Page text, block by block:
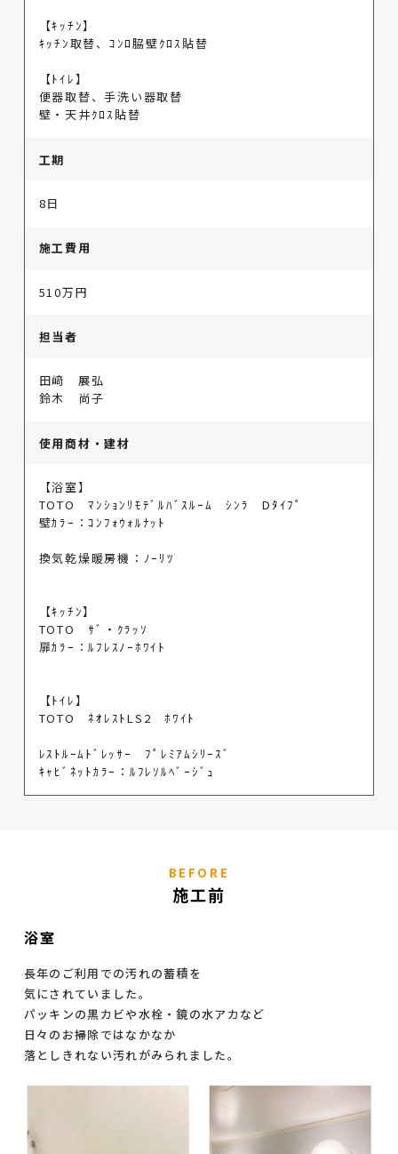
【ｷｯﾁﾝ】
ｷｯﾁﾝ取替、ｺﾝﾛ脇壁ｸﾛｽ貼替
【ﾄｲﾚ】
便器取替、手洗い器取替
壁・天井ｸﾛｽ貼替
工期
8日
施工費用
510万円
担当者
田﨑 展弘
鈴木 尚子
使用商材・建材
【浴室】
TOTO ﾏﾝｼｮﾝﾘﾓﾃﾞﾙﾊﾞｽﾙｰﾑ ｼﾝﾗ Dﾀｲﾌﾟ
壁ｶﾗｰ：ｺﾝﾌｫｳｫﾙﾅｯﾄ
換気乾燥暖房機：ﾉｰﾘﾂ
【ｷｯﾁﾝ】
TOTO ｻﾞ・ｸﾗｯｿ
扉ｶﾗｰ：ﾙﾌﾚｽﾉｰﾎﾜｲﾄ
【ﾄｲﾚ】
TOTO ﾈｵﾚｽﾄLS2 ﾎﾜｲﾄ
ﾚｽﾄﾙｰﾑﾄﾞﾚｯｻｰ ﾌﾟﾚﾐｱﾑｼﾘｰｽﾞ
ｷｬﾋﾞﾈｯﾄｶﾗｰ：ﾙﾌﾚｿﾙﾍﾞｰｼﾞｭ
BEFORE
施工前
浴室
長年のご利用での汚れの蓄積を
気にされていました。
パッキンの黒カビや水栓・鏡の水アカなど
日々のお掃除ではなかなか
落としきれない汚れがみられました。